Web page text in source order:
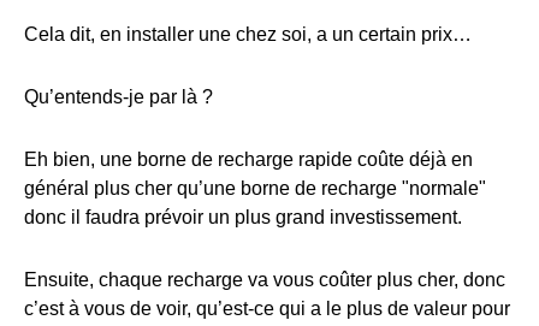
Cela dit, en installer une chez soi, a un certain prix…
Qu’entends-je par là ?
Eh bien, une borne de recharge rapide coûte déjà en
général plus cher qu’une borne de recharge "normale"
donc il faudra prévoir un plus grand investissement.
Ensuite, chaque recharge va vous coûter plus cher, donc
c’est à vous de voir, qu’est-ce qui a le plus de valeur pour